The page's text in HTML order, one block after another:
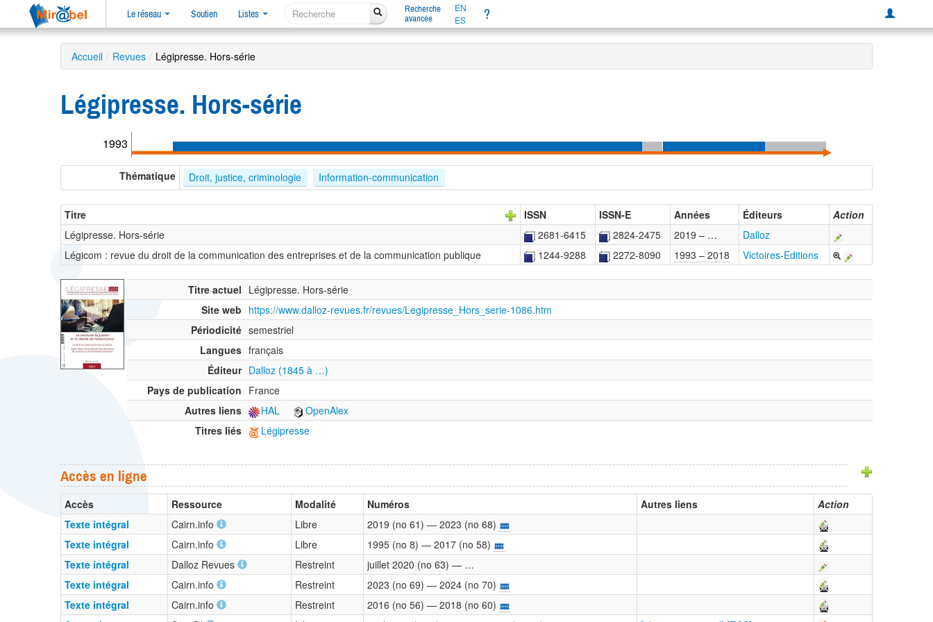
Le réseau Soutien Listes
Recherche
avancée
EN
ES
?
Accueil / Revues / Légipresse. Hors-série
Légipresse. Hors-série
1993
Thématique Droit, justice, criminologie Information-communication
Titre ISSN ISSN-E Années Éditeurs
Action
Légipresse. Hors-série
2681-6415 2824-2475 2019 – …
Dalloz
Légicom : revue du droit de la communication des entreprises et de la communication publique
1244-9288 2272-8090 1993 – 2018 Victoires-Editions
Titre actuel Légipresse. Hors-série
Site web https://www.dalloz-revues.fr/revues/Legipresse_Hors_serie-1086.htm
Périodicité semestriel
Langues français
Éditeur Dalloz (1845 à …)
Pays de publication France
Autres liens
HAL
OpenAlex
Titres liés
Légipresse
Accès en ligne
Accès Ressource Modalité Numéros Autres liens
Action
Texte intégral
Cairn.info Libre
2019 (no 61) — 2023 (no 68)
Texte intégral
Cairn.info Libre
1995 (no 8) — 2017 (no 58)
Texte intégral
Dalloz Revues Restreint
juillet 2020 (no 63) — …
Texte intégral
Cairn.info Restreint
2023 (no 69) — 2024 (no 70)
Texte intégral
Cairn.info Restreint
2016 (no 56) — 2018 (no 60)